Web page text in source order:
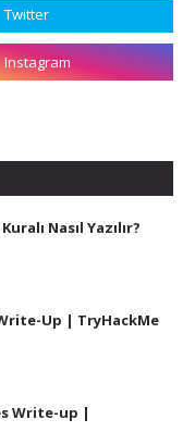
Nasıl Yazılır?
Up | TryHackMe
Write-up |